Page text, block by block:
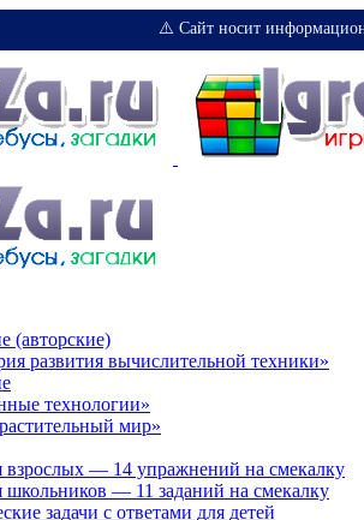
⚠️ Сайт носит
(авторские)
развития вычислительной техники»
технологии»
мир»
взрослых — 14 упражнений на смекалку
школьников — 11 заданий на смекалку
задачи с ответами для детей